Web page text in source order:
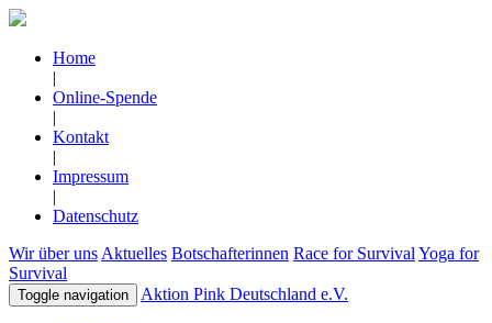
Home
|
Online-Spende
|
Kontakt
|
Impressum
|
Datenschutz
Wir über uns Aktuelles Botschafterinnen Race for Survival Yoga for
Survival
Toggle navigation Aktion Pink Deutschland e.V.